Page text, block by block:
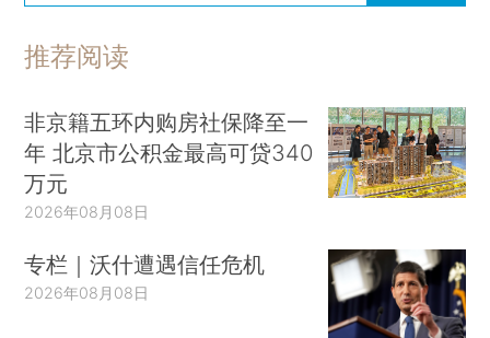
推荐阅读
非京籍五环内购房社保降至一
年 北京市公积金最高可贷340
万元
2026年08月08日
专栏｜沃什遭遇信任危机
2026年08月08日